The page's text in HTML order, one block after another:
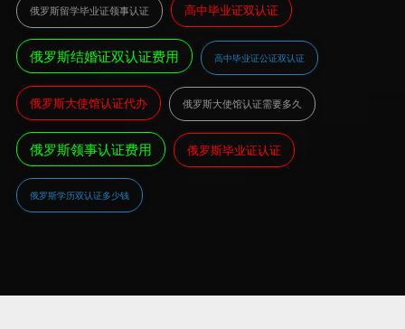
俄罗斯留学毕业证领事认证 高中毕业证双认证
俄罗斯结婚证双认证费用 高中毕业证公证双认证
俄罗斯大使馆认证代办 俄罗斯大使馆认证需要多久
俄罗斯领事认证费用 俄罗斯毕业证认证
俄罗斯学历双认证多少钱